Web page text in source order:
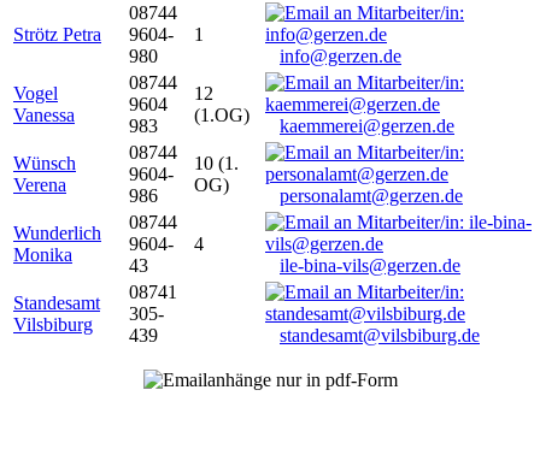
Strötz Petra
08744
9604-
980
1
info@gerzen.de
Vogel
Vanessa
08744
9604
983
12
(1.OG)
kaemmerei@gerzen.de
Wünsch
Verena
08744
9604-
986
10 (1.
OG)
personalamt@gerzen.de
Wunderlich
Monika
08744
9604-
43
4
ile-bina-vils@gerzen.de
Standesamt
Vilsbiburg
08741
305-
439
standesamt@vilsbiburg.de